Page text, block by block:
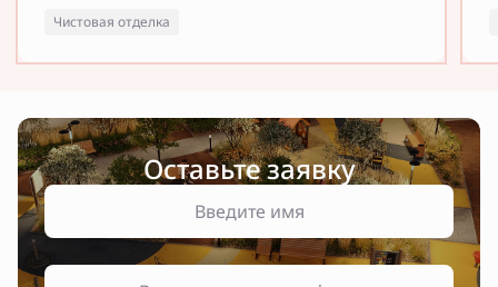
Чистовая отделка
Оставьте заявку